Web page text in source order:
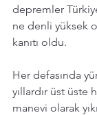
depremler
ne denli yüksek
kanıtı oldu.
Her defasında
yıllardır üst üste
manevi olarak